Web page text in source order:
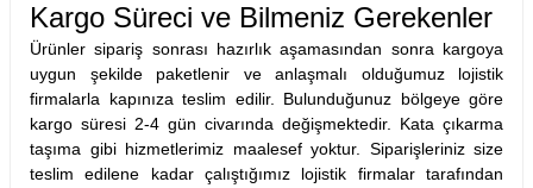
Kargo Süreci ve Bilmeniz Gerekenler
Ürünler sipariş sonrası hazırlık aşamasından sonra kargoya
uygun şekilde paketlenir ve anlaşmalı olduğumuz lojistik
firmalarla kapınıza teslim edilir. Bulunduğunuz bölgeye göre
kargo süresi 2-4 gün civarında değişmektedir. Kata çıkarma
taşıma gibi hizmetlerimiz maalesef yoktur. Siparişleriniz size
teslim edilene kadar çalıştığımız lojistik firmalar tarafından